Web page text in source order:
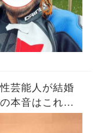
芸能人が結婚
本音はこれ！